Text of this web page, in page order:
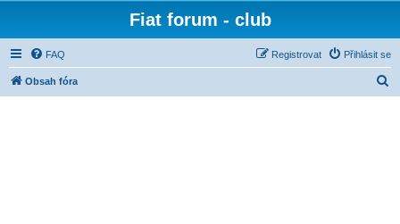
Fiat forum - club
FAQ Přihlásit se
Registrovat
Obsah fóra